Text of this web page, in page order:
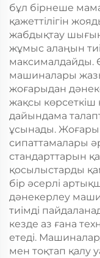
бұл бірнеше
қажеттілігін
жабдықтау
жұмыс алаңын
максималдайды.
машиналары
жоғарыдан
жақсы көрсеткіш
дайындама
ұсынады. Жоғары
сипаттамалары
стандарттарын
қосылыстарды
бір әсерлі
дәнекерлеу
тиімді
кезде аз ғана
етеді.
мен тоқтап қалу